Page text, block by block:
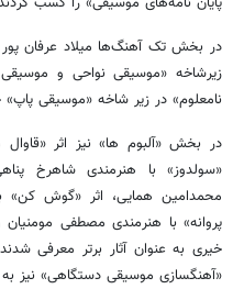
در بخش تک آهنگ‌ها میلاد عرفان
زیرشاخه «موسیقی نواحی و
نامعلوم» در زیر شاخه «موسیقی پاپ»
در بخش «آلبوم ها» نیز اثر «قاوال
«سولدوز» با هنرمندی شاهرخ
محمدامین همایی، اثر «گوش کن»
پروانه» با هنرمندی مصطفی مومنیان
خیری به عنوان آثار برتر معرفی
«آهنگسازی موسیقی دستگاهی» نیز